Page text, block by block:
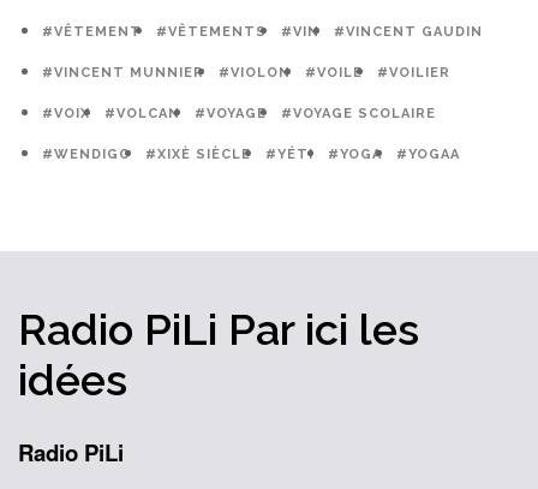
#VÊTEMENT #VÊTEMENTS #VIN #VINCENT GAUDIN
#VINCENT MUNNIER #VIOLON #VOILE #VOILIER
#VOIX #VOLCAN #VOYAGE #VOYAGE SCOLAIRE
#WENDIGO #XIXÈ SIÈCLE #YÉTI #YOGA #YOGAA
Radio PiLi Par ici les
idées
Radio PiLi